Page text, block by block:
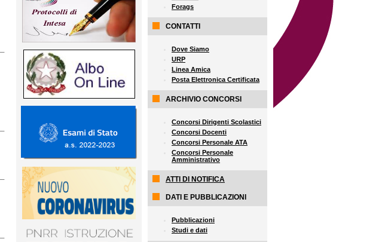
Forags
CONTATTI
Dove Siamo
URP
Linea Amica
Posta Elettronica Certificata
ARCHIVIO CONCORSI
Concorsi Dirigenti Scolastici
Concorsi Docenti
Concorsi Personale ATA
Concorsi Personale
Amministrativo
ATTI DI NOTIFICA
DATI E PUBBLICAZIONI
Pubblicazioni
Studi e dati